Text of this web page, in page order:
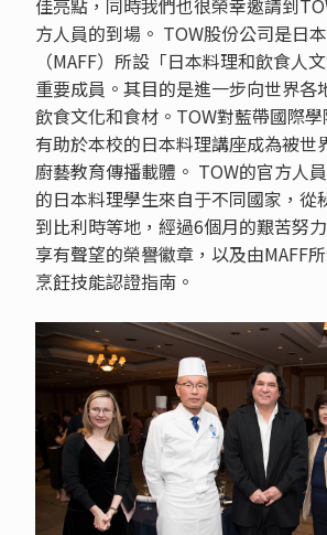
佳亮點，同時我們也很榮幸邀請到
方人員的到場。 TOW股份公司是日
（MAFF）所設「日本料理和飲食人
重要成員。其目的是進一步向世界各
飲食文化和食材。TOW對藍帶國際
有助於本校的日本料理講座成為被世
廚藝教育傳播載體。 TOW的官方人
的日本料理學生來自于不同國家，從
到比利時等地，經過6個月的艱苦努
享有聲望的榮譽徽章，以及由MAFF
烹飪技能認證指南。